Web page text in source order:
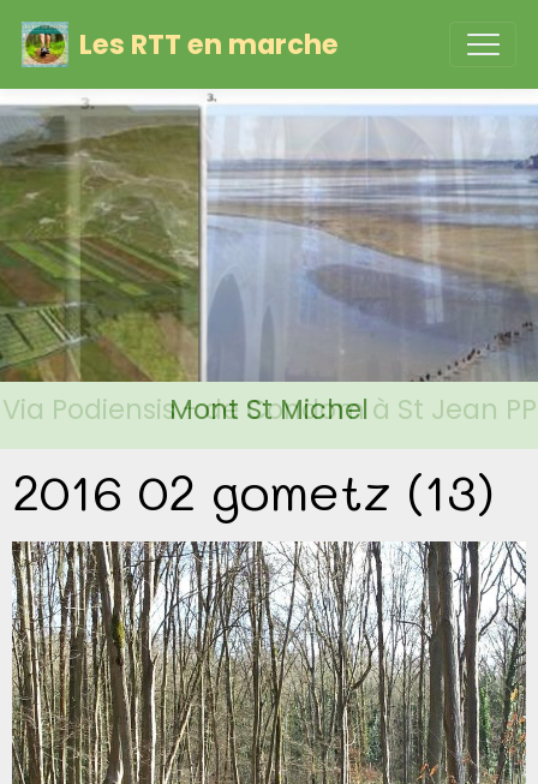
Les RTT en marche
Mont St Michel
Via Podiensis - de Condom à St Jean PP
2016 02 gometz (13)